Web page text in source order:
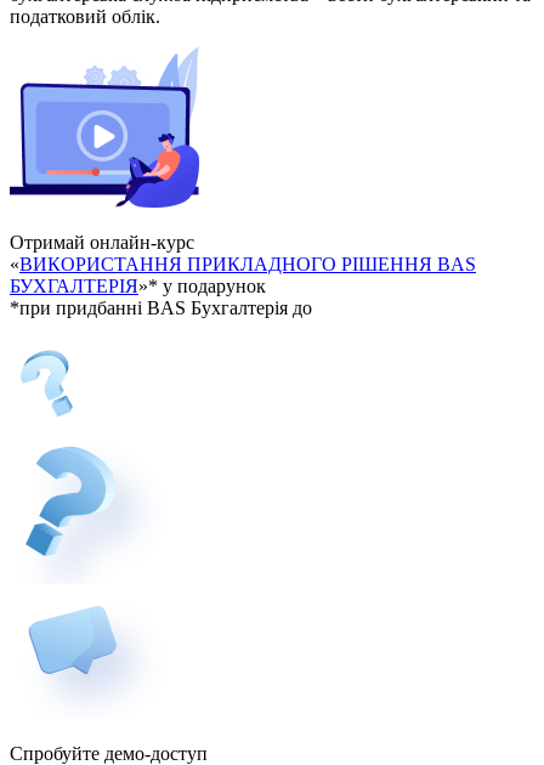
податковий облік.
Отримай онлайн-курс
«ВИКОРИСТАННЯ ПРИКЛАДНОГО РІШЕННЯ BAS
БУХГАЛТЕРІЯ»* у подарунок
*при придбанні BAS Бухгалтерія до
Спробуйте демо-доступ